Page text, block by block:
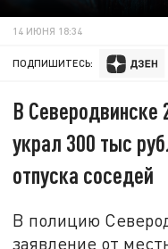
14 ИЮНЯ 18:34
ПОДПИШИТЕСЬ:
В Северодвинске
украл 300 тыс
отпуска соседей
В полицию
заявление от